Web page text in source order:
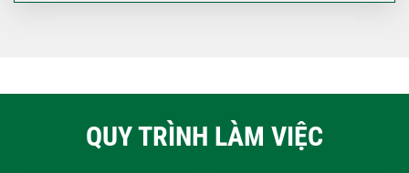
QUY TRÌNH LÀM VIỆC